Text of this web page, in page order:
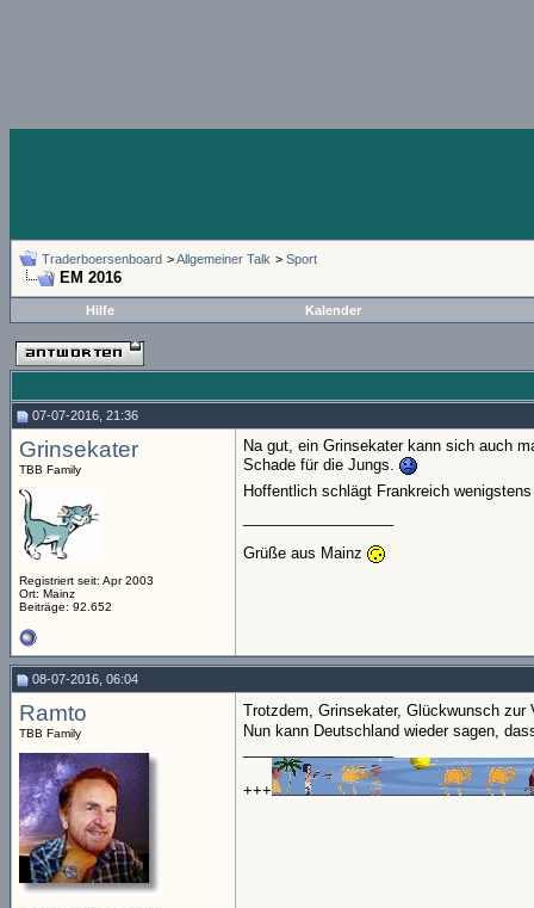
Traderboersenboard >Allgemeiner Talk > Sport
EM 2016
Hilfe Kalender
07-07-2016, 21:36
Grinsekater
TBB Family
Registriert seit: Apr 2003
Ort: Mainz
Beiträge: 92.652
Na gut, ein Grinsekater kann sich auch
Schade für die Jungs.
Hoffentlich schlägt Frankreich
Grüße aus Mainz
08-07-2016, 06:04
Ramto
TBB Family
Trotzdem, Grinsekater, Glückwunsch
Nun kann Deutschland wieder sagen,
+++